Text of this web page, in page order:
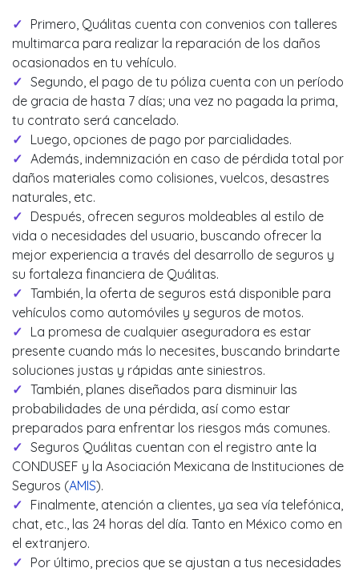
Primero, Quálitas cuenta con convenios con talleres
multimarca para realizar la reparación de los daños
ocasionados en tu vehículo.
Segundo, el pago de tu póliza cuenta con un período
de gracia de hasta 7 días; una vez no pagada la prima,
tu contrato será cancelado.
Luego, opciones de pago por parcialidades.
Además, indemnización en caso de pérdida total por
daños materiales como colisiones, vuelcos, desastres
naturales, etc.
Después, ofrecen seguros moldeables al estilo de
vida o necesidades del usuario, buscando ofrecer la
mejor experiencia a través del desarrollo de seguros y
su fortaleza financiera de Quálitas.
También, la oferta de seguros está disponible para
vehículos como automóviles y seguros de motos.
La promesa de cualquier aseguradora es estar
presente cuando más lo necesites, buscando brindarte
soluciones justas y rápidas ante siniestros.
También, planes diseñados para disminuir las
probabilidades de una pérdida, así como estar
preparados para enfrentar los riesgos más comunes.
Seguros Quálitas cuentan con el registro ante la
CONDUSEF y la Asociación Mexicana de Instituciones de
Seguros (AMIS).
Finalmente, atención a clientes, ya sea vía telefónica,
chat, etc., las 24 horas del día. Tanto en México como en
el extranjero.
Por último, precios que se ajustan a tus necesidades